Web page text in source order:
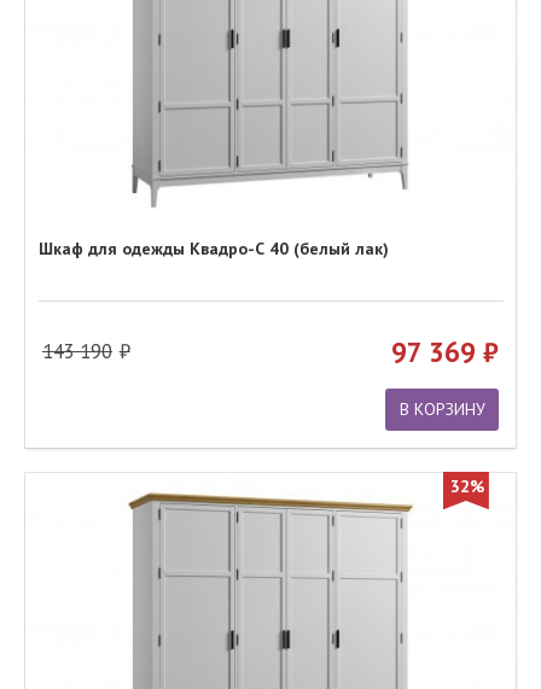
Шкаф для одежды Квадро-С 40 (белый лак)
143 190 97 369
В КОРЗИНУ
32%